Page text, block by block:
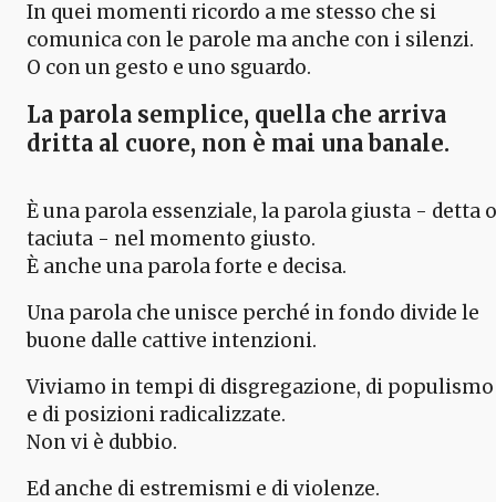
In quei momenti ricordo a me stesso che si
comunica con le parole ma anche con i silenzi.
O con un gesto e uno sguardo.
La parola semplice, quella che arriva
dritta al cuore, non è mai una banale.
È una parola essenziale, la parola giusta - detta o
taciuta - nel momento giusto.
È anche una parola forte e decisa.
Una parola che unisce perché in fondo divide le
buone dalle cattive intenzioni.
Viviamo in tempi di disgregazione, di populismo
e di posizioni radicalizzate.
Non vi è dubbio.
Ed anche di estremismi e di violenze.